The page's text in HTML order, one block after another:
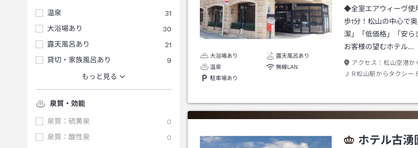
温泉
31
大浴場あり
30
露天風呂あり
21
貸切・家族風呂あり
9
もっと見る
泉質・効能
泉質：硫黄泉
0
泉質：酸性泉
0
大浴場あり
露天風呂あり
温泉
無線LAN
駐車場あり
◆全室エアウィーヴ使
歩1分！松山の中心で
潔」「低価格」「安ら
お客様の望むホテル…
アクセス： 松山空港か
ＪＲ松山駅からタクシー
ホテル古